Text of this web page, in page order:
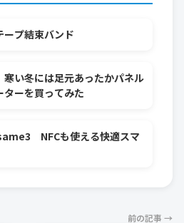
プ結束バンド
い冬には足元あったかパネル
ーを買ってみた
NFCも使える快適スマ
前の記事 →